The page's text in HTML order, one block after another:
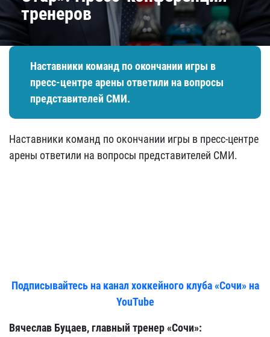
тренеров
Наставники команд по окончании игры в
пресс-центре арены ответили на вопросы
представителей СМИ.
Наставники команд по окончании игры в пресс-центре
арены ответили на вопросы представителей СМИ.
Подписывайтесь на канал хоккейного клуба «Сочи» на
YouTube
Вячеслав Буцаев, главный тренер «Сочи»: